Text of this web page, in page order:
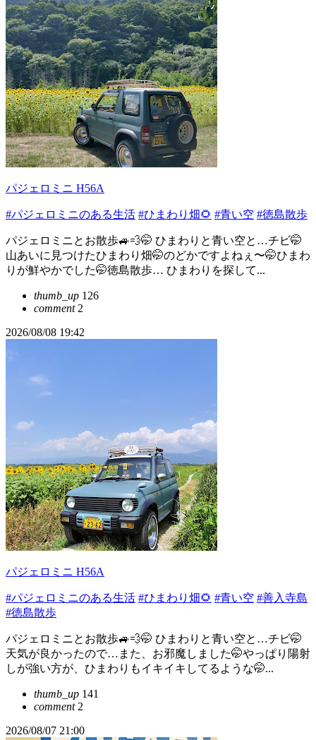
パジェロミニ H56A
#パジェロミニのある生活 #ひまわり畑🌻 #青い空 #徳島散歩
パジェロミニとお散歩🚙💨🤭 ひまわりと青い空と…チビ🤭
山あいに見つけたひまわり畑🤭のどかですよねぇ〜🤭ひまわ
りが鮮やかでした🤭徳島散歩… ひまわりを探して...
thumb_up 126
comment2
2026/08/08 19:42
パジェロミニ H56A
#パジェロミニのある生活 #ひまわり畑🌻 #青い空 #善入寺島
#徳島散歩
パジェロミニとお散歩🚙💨🤭 ひまわりと青い空と…チビ🤭
天気が良かったので…また、お邪魔しました🤭やっぱり陽射
しが強い方が、ひまわりもイキイキしてるような🤭...
thumb_up 141
comment2
2026/08/07 21:00